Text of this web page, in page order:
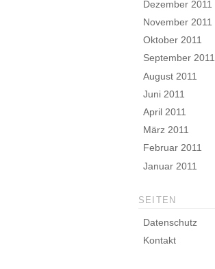
Dezember 2011
November 2011
Oktober 2011
September 2011
August 2011
Juni 2011
April 2011
März 2011
Februar 2011
Januar 2011
SEITEN
Datenschutz
Kontakt